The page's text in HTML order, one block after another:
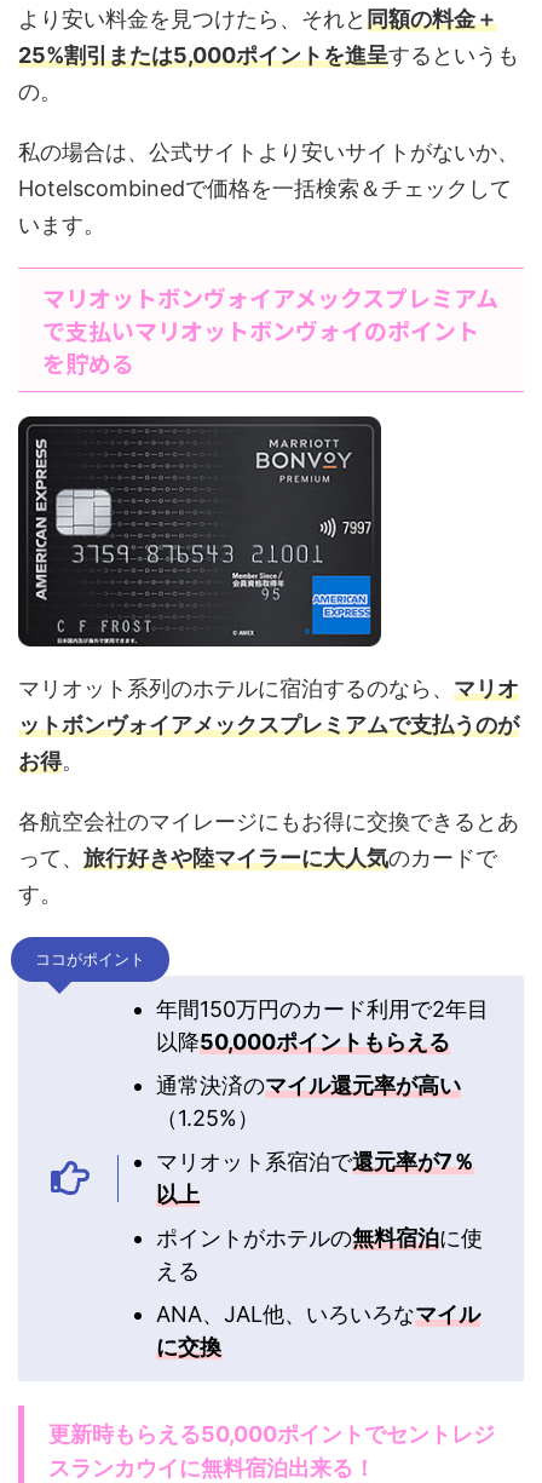
より安い料金を見つけたら、それと同額の料金＋
25%割引または5,000ポイントを進呈するというも
の。
私の場合は、公式サイトより安いサイトがないか、
Hotelscombinedで価格を一括検索＆チェックして
います。
マリオットボンヴォイアメックスプレミアム
で支払いマリオットボンヴォイのポイント
を貯める
マリオット系列のホテルに宿泊するのなら、 マリオ
ットボンヴォイアメックスプレミアムで支払うのが
お得。
各航空会社のマイレージにもお得に交換できるとあ
って、 旅行好きや陸マイラーに大人気のカードで
す。
ココがポイント
年間150万円のカード利用で2年目
以降50,000ポイントもらえる
通常決済のマイル還元率が高い
（1.25%）
マリオット系宿泊で還元率が7％
以上
ポイントがホテルの無料宿泊に使
える
ANA、JAL他、いろいろなマイル
に交換
更新時もらえる50,000ポイントでセントレジ
スランカウイに無料宿泊出来る！